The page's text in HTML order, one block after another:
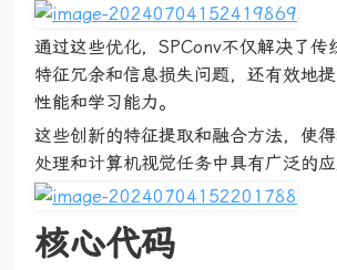
通过这些优化，SPConv不仅解决了传
特征冗余和信息损失问题，还有效地
性能和学习能力。
这些创新的特征提取和融合方法，使
处理和计算机视觉任务中具有广泛的应
核心代码